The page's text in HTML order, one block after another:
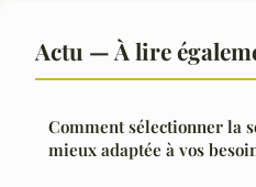
Actu — À lire
Comment sélectionner la
mieux adaptée à vos